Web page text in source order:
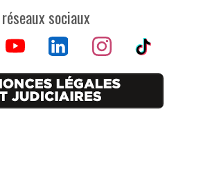
réseaux sociaux